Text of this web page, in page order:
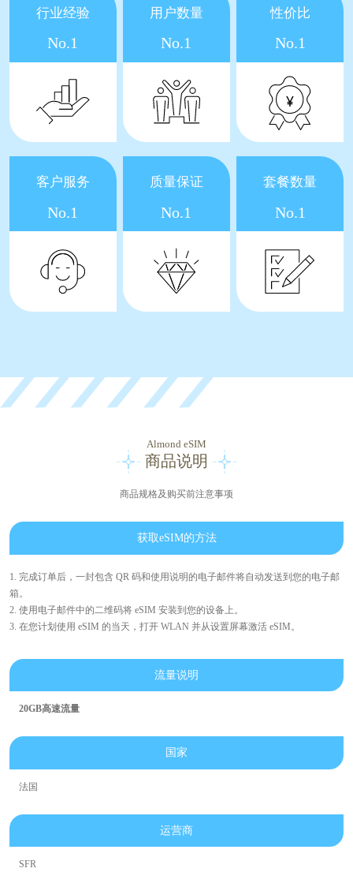
行业经验
No.1
用户数量
No.1
性价比
No.1
客户服务
No.1
质量保证
No.1
套餐数量
No.1
Almond eSIM
商品说明
商品规格及购买前注意事项
获取eSIM的方法
1. 完成订单后，一封包含 QR 码和使用说明的电子邮件将自动发送到您的电子邮
箱。
2. 使用电子邮件中的二维码将 eSIM 安装到您的设备上。
3. 在您计划使用 eSIM 的当天，打开 WLAN 并从设置屏幕激活 eSIM。
流量说明
20GB高速流量
国家
法国
运营商
SFR